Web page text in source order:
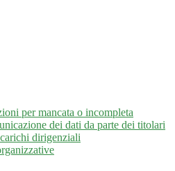
per mancata o incompleta
dei dati da parte dei titolari
dirigenziali